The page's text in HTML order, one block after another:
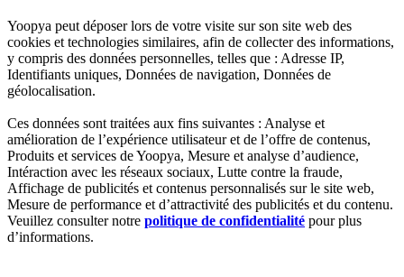
Yoopya peut déposer lors de votre visite sur son site web des
cookies et technologies similaires, afin de collecter des informations,
y compris des données personnelles, telles que : Adresse IP,
Identifiants uniques, Données de navigation, Données de
géolocalisation.
Ces données sont traitées aux fins suivantes : Analyse et
amélioration de l’expérience utilisateur et de l’offre de contenus,
Produits et services de Yoopya, Mesure et analyse d’audience,
Intéraction avec les réseaux sociaux, Lutte contre la fraude,
Affichage de publicités et contenus personnalisés sur le site web,
Mesure de performance et d’attractivité des publicités et du contenu.
Veuillez consulter notre politique de confidentialité pour plus
d’informations.